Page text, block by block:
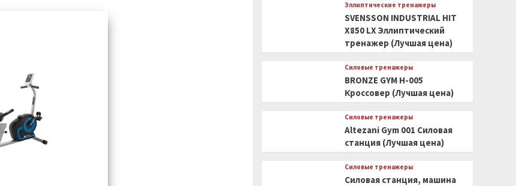
Эллиптические тренажеры
SVENSSON INDUSTRIAL HIT
X850 LX Эллиптический
тренажер (Лучшая цена)
Силовые тренажеры
BRONZE GYM H-005
Кроссовер (Лучшая цена)
Силовые тренажеры
Altezani Gym 001 Силовая
станция (Лучшая цена)
Силовые тренажеры
Силовая станция, машина